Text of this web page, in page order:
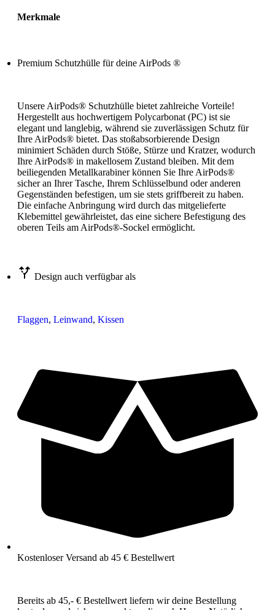
Merkmale
Premium Schutzhülle für deine AirPods ®
Unsere AirPods® Schutzhülle bietet zahlreiche Vorteile!
Hergestellt aus hochwertigem Polycarbonat (PC) ist sie
elegant und langlebig, während sie zuverlässigen Schutz für
Ihre AirPods® bietet. Das stoßabsorbierende Design
minimiert Schäden durch Stöße, Stürze und Kratzer, wodurch
Ihre AirPods® in makellosem Zustand bleiben. Mit dem
beiliegenden Metallkarabiner können Sie Ihre AirPods®
sicher an Ihrer Tasche, Ihrem Schlüsselbund oder anderen
Gegenständen befestigen, um sie stets griffbereit zu haben.
Die einfache Anbringung wird durch das mitgelieferte
Klebemittel gewährleistet, das eine sichere Befestigung des
oberen Teils am AirPods®-Sockel ermöglicht.
Design auch verfügbar als
Flaggen, Leinwand, Kissen
Kostenloser Versand ab 45 € Bestellwert
Bereits ab 45,- € Bestellwert liefern wir deine Bestellung